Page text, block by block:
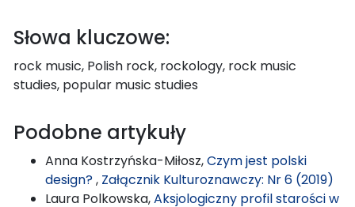
Słowa kluczowe:
rock music, Polish rock, rockology, rock music
studies, popular music studies
Podobne artykuły
Anna Kostrzyńska-Miłosz,Czym jest polski
design?, Załącznik Kulturoznawczy: Nr 6 (2019)
Laura Polkowska,Aksjologiczny profil starości w